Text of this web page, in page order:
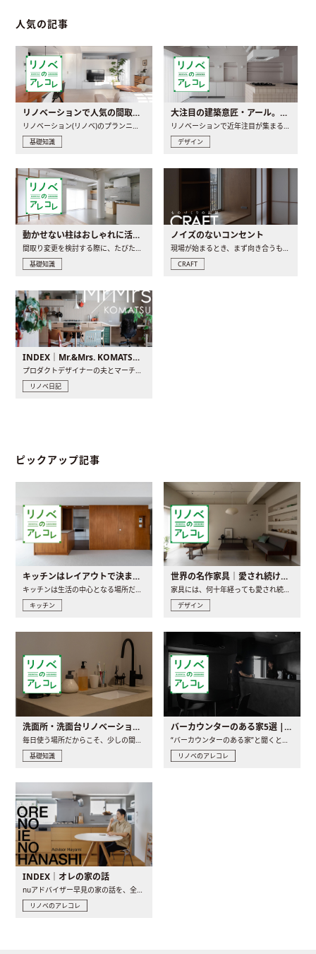
人気の記事
リノベーションで人気の間取りとは？トレンドの間取りと実例を徹底解説
リノベーション(リノベ)のプランニングで一番最初に決めるのは..
基礎知識
大注目の建築意匠・アール。人気の理由と空間に取り入れるポイント
リノベーションで近年注目が集まる建築意匠の一つであるアール..
デザイン
動かせない柱はおしゃれに活用！柱を魅せるリノベーション(リノベ)4選
間取り変更を検討する際に、たびたび皆さんの頭を悩ませる動か..
基礎知識
ノイズのないコンセント
現場が始まるとき、まず向き合うものの一つがコンセントです..
CRAFT
INDEX｜Mr.&Mrs. KOMATSU renovation diary
プロダクトデザイナーの夫とマーチャンダイザーの妻が、夫婦で..
リノベ日記
ピックアップ記事
キッチンはレイアウトで決まる。後悔しないための考え方と選び方
キッチンは生活の中心となる場所だからこそ、家の中のどこに置..
キッチン
世界の名作家具｜愛され続ける理由と一生モノとの出会い方
家具には、何十年経っても愛され続ける「名作」と呼ばれるもの..
デザイン
洗面所・洗面台リノベーションの事例と間取りアイデア
毎日使う場所だからこそ、少しの間取りの工夫や素材の選び方で..
基礎知識
バーカウンターのある家5選 | 日常に馴染む“距離の近い”キッチンとは
“バーカウンターのある家”と聞くと、少し特別な、大人のための..
リノベのアレコレ
INDEX｜オレの家の話
nuアドバイザー早見の家の話を、全4話でお届け。リノベーションを..
リノベのアレコレ